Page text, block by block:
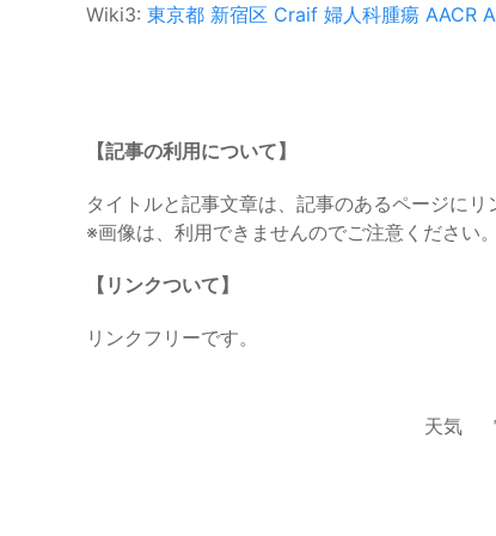
Wiki3: 東京都 新宿区 Craif 婦人科腫瘍 AACR
【記事の利用について】
タイトルと記事文章は、記事のあるページに
※画像は、利用できませんのでご注意ください。
【リンクついて】
リンクフリーです。
天気